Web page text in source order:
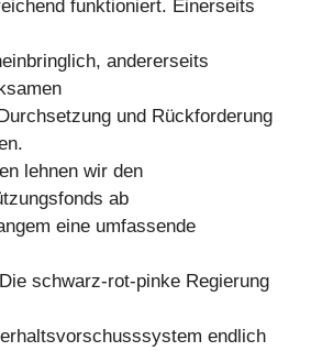
funktioniert. Einerseits
andererseits
und Rückforderung
lehnen wir den
ab
eine umfassende
schwarz-rot-pinke Regierung
endlich